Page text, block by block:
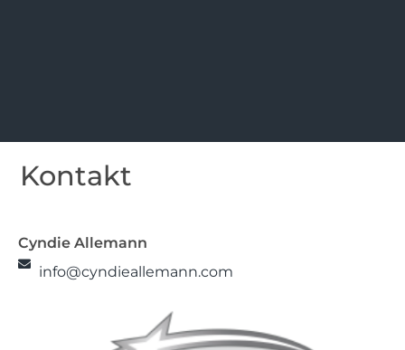
Kontakt
Cyndie Allemann
info@cyndieallemann.com